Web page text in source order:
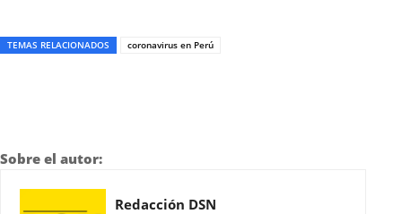
TEMAS RELACIONADOS coronavirus en Perú
Sobre el autor:
Redacción DSN